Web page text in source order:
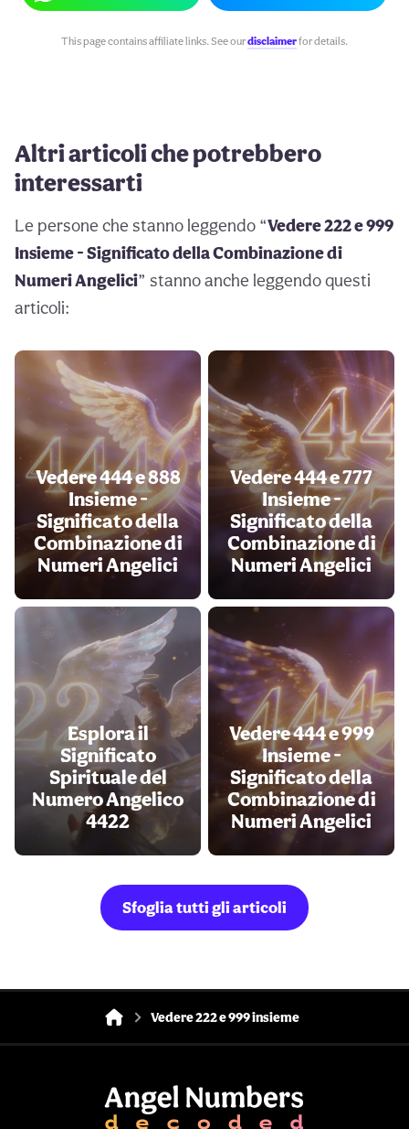
This page contains affiliate links. See ourdisclaimerfor details.
Altri articoli che potrebbero
interessarti
Le persone che stanno leggendo “Vedere 222 e 999
Insieme - Significato della Combinazione di
Numeri Angelici” stanno anche leggendo questi
articoli:
Vedere 444 e 888
Insieme -
Significato della
Combinazione di
Numeri Angelici
Vedere 444 e 777
Insieme -
Significato della
Combinazione di
Numeri Angelici
Esplora il
Significato
Spirituale del
Numero Angelico
4422
Vedere 444 e 999
Insieme -
Significato della
Combinazione di
Numeri Angelici
Sfoglia tutti gli articoli
Vedere 222 e 999 insieme